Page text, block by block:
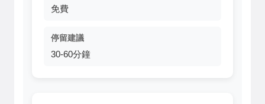
免費
停留建議
30-60分鐘